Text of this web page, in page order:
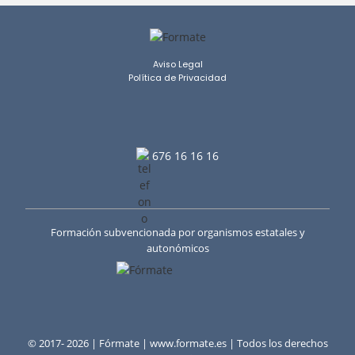
Aviso Legal
Política de Privacidad
676 16 16 16
© 2017- 2026 | Fórmate | www.formate.es | Todos los derechos
Formación subvencionada por organismos estatales y
autonómicos